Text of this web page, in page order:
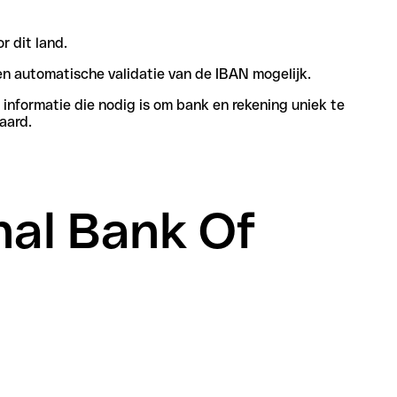
dit land.
automatische validatie van de IBAN mogelijk.
die nodig is om bank en rekening uniek te
Bank Of